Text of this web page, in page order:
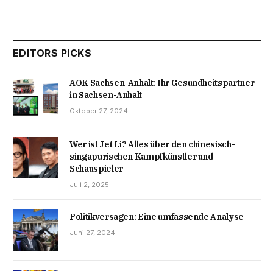
EDITORS PICKS
AOK Sachsen-Anhalt: Ihr Gesundheitspartner
in Sachsen-Anhalt
Oktober 27, 2024
Wer ist Jet Li? Alles über den chinesisch-
singapurischen Kampfkünstler und
Schauspieler
Juli 2, 2025
Politikversagen: Eine umfassende Analyse
Juni 27, 2024